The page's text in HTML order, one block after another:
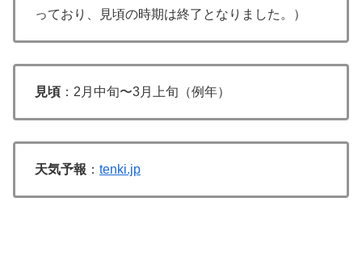
っており、見頃の時期は終了となりました。
）
見頃 ：2月中旬〜3月上旬（例年）
天気予報 ： tenki.jp